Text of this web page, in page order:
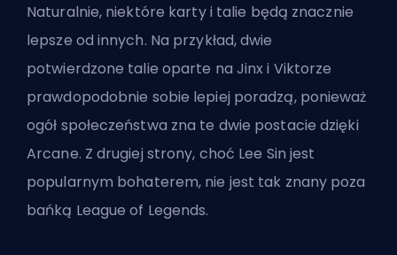
Naturalnie, niektóre karty i talie będą znacznie
lepsze od innych. Na przykład, dwie
potwierdzone talie oparte na Jinx i Viktorze
prawdopodobnie sobie lepiej poradzą, ponieważ
ogół społeczeństwa zna te dwie postacie dzięki
Arcane. Z drugiej strony, choć Lee Sin jest
popularnym bohaterem, nie jest tak znany poza
bańką League of Legends.